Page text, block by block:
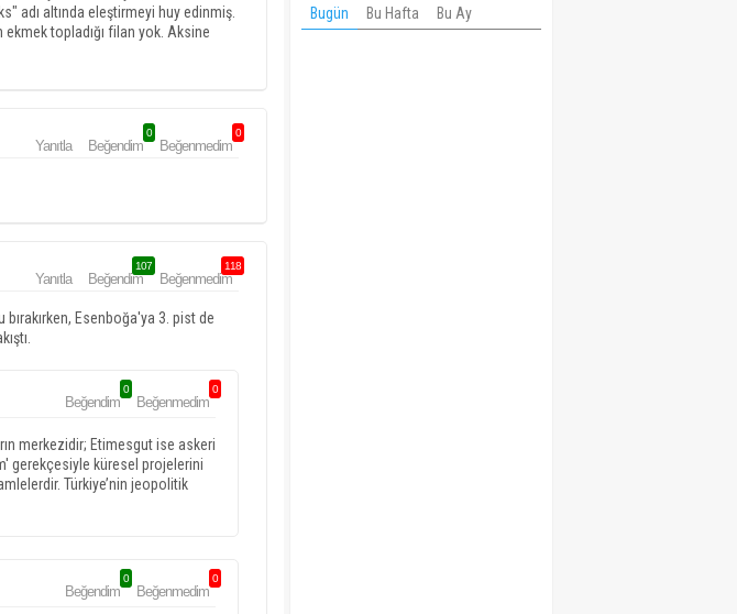
adı altında eleştirmeyi huy edinmiş.
topladığı filan yok. Aksine
Yanıtla Beğendim
0
Beğenmedim
0
Yanıtla Beğendim
107
Beğenmedim
118
bırakırken, Esenboğa'ya 3. pist de
Beğendim
0
Beğenmedim
0
merkezidir; Etimesgut ise askeri
gerekçesiyle küresel projelerini
Türkiye’nin jeopolitik
Beğendim
0
Beğenmedim
0
Bugün Bu Hafta Bu Ay